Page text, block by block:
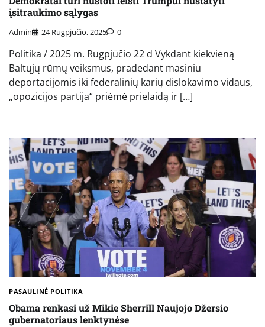
įsitraukimo sąlygas
Admin 24 Rugpjūčio, 2025 0
Politika / 2025 m. Rugpjūčio 22 d Vykdant kiekvieną
Baltųjų rūmų veiksmus, pradedant masiniu
deportacijomis iki federalinių karių dislokavimo vidaus,
„opozicijos partija“ priėmė prielaidą ir […]
PASAULINĖ POLITIKA
Obama renkasi už Mikie Sherrill Naujojo Džersio
gubernatoriaus lenktynėse